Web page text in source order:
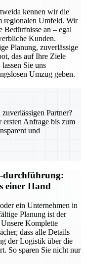
kennen wir die
regionalen Umfeld. Wir
Bedürfnisse an – egal
Kunden.
Planung, zuverlässige
das auf Ihre Ziele
Sie uns
Umzug geben.
Partner?
ersten Anfrage bis zum
und
durchführung:
einer Hand
ein Unternehmen in
Planung ist der
Komplette
dass alle Details
der Logistik über die
So sparen Sie nicht nur